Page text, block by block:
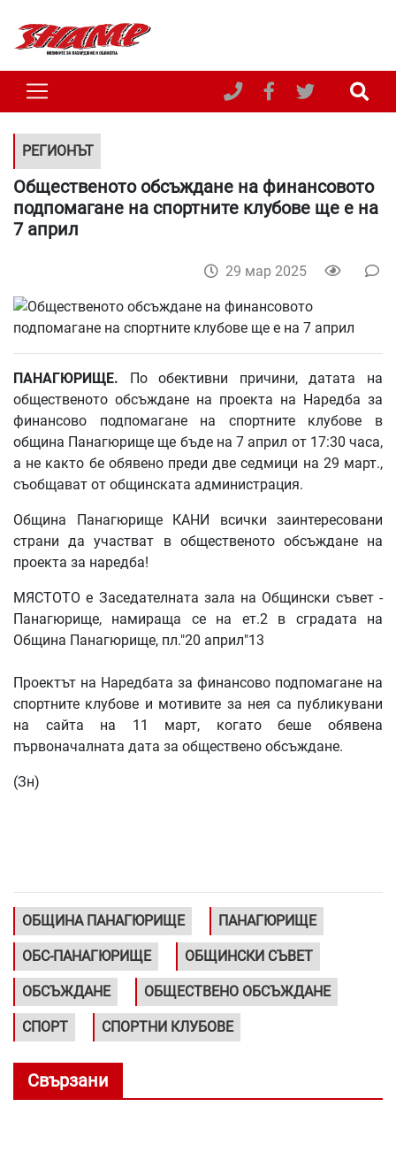
РЕГИОНЪТ
Общественото обсъждане на финансовото
подпомагане на спортните клубове ще е на
7 април
29 мар 2025
ПАНАГЮРИЩЕ. По обективни причини, датата на
общественото обсъждане на проекта на Наредба за
финансово подпомагане на спортните клубове в
община Панагюрище ще бъде на 7 април от 17:30 часа,
а не както бе обявено преди две седмици на 29 март.,
съобщават от общинската администрация.
Община Панагюрище КАНИ всички заинтересовани
страни да участват в общественото обсъждане на
проекта за наредба!
МЯСТОТО е Заседателната зала на Общински съвет -
Панагюрище, намираща се на ет.2 в сградата на
Община Панагюрище, пл."20 април"13
Проектът на Наредбата за финансово подпомагане на
спортните клубове и мотивите за нея са публикувани
на сайта на 11 март, когато беше обявена
първоначалната дата за обществено обсъждане.
(Зн)
ОБЩИНА ПАНАГЮРИЩЕ ПАНАГЮРИЩЕ
ОБС-ПАНАГЮРИЩЕ ОБЩИНСКИ СЪВЕТ
ОБСЪЖДАНЕ ОБЩЕСТВЕНО ОБСЪЖДАНЕ
СПОРТ СПОРТНИ КЛУБОВЕ
Свързани